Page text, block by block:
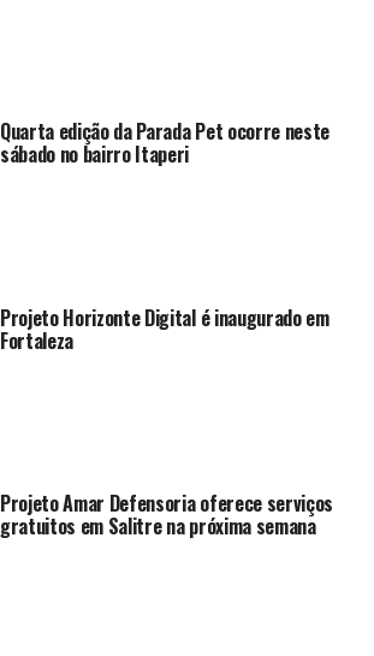
Quarta edição da Parada Pet ocorre neste
sábado no bairro Itaperi
Projeto Horizonte Digital é inaugurado em
Fortaleza
Projeto Amar Defensoria oferece serviços
gratuitos em Salitre na próxima semana